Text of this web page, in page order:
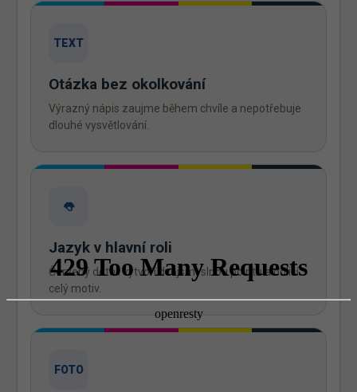
TEXT
Otázka bez okolkování
Výrazný nápis zaujme během chvíle a nepotřebuje
dlouhé vysvětlování.
👅
Jazyk v hlavní roli
Červený detail vytvoří dvojsmyslnou pointu a odliší
celý motiv.
FOTO